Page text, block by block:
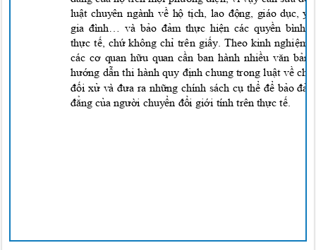
luật chuyên ngành về hộ tịch, lao động, giáo dục,
gia đình… và bảo đảm thực hiện các quyền
thực tế, chứ không chỉ trên giấy. Theo kinh
các cơ quan hữu quan cần ban hành nhiều văn
hướng dẫn thi hành quy định chung trong luật về
đối xử và đưa ra những chính sách cụ thể để bảo
đẳng của người chuyển đổi giới tính trên thực tế.